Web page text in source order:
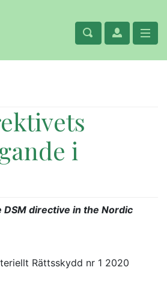
i
directive in the Nordic
Rättsskydd nr 1 2020